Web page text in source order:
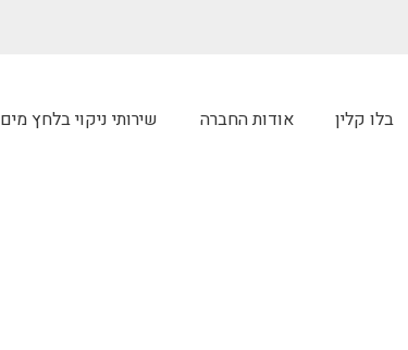
בלו קלין אודות החברה שירותי ניקוי בלחץ מים